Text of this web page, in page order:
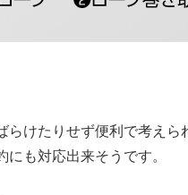
けたりせず便利で考えら
も対応出来そうです。